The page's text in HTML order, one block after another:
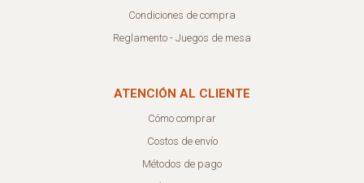
Condiciones de compra
Reglamento - Juegos de mesa
ATENCIÓN AL CLIENTE
Cómo comprar
Costos de envío
Métodos de pago